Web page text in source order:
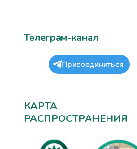
Телеграм-канал
Присоединиться
КАРТА
РАСПРОСТРАНЕНИЯ